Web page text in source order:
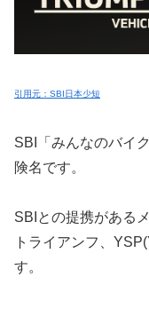
引用元：SBI日本少短
SBI「みんなのバイ
険名です。
SBIとの提携がある
トライアンフ、
す。